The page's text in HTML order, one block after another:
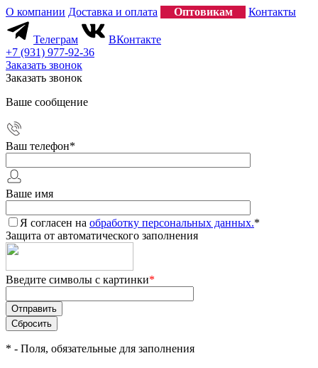
О компании Доставка и оплата Оптовикам Контакты
Телеграм
ВКонтакте
+7 (931) 977-92-36
Заказать звонок
Заказать звонок
Ваше сообщение
Ваш телефон*
Ваше имя
Я согласен на обработку персональных данных.*
Защита от автоматического заполнения
Введите символы с картинки*
* - Поля, обязательные для заполнения